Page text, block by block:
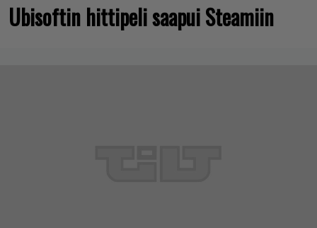
Ubisoftin hittipeli saapui Steamiin